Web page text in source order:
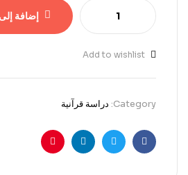
إضافة
Add to wishlist
Category: دراسة قرآنية
Facebook
Twitter
Linkedin
Pinterest